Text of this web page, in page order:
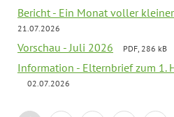
Bericht - Ein Monat voller
21.07.2026
Vorschau - Juli 2026 PDF, 286 kB
Information - Elternbrief zum 1.
02.07.2026